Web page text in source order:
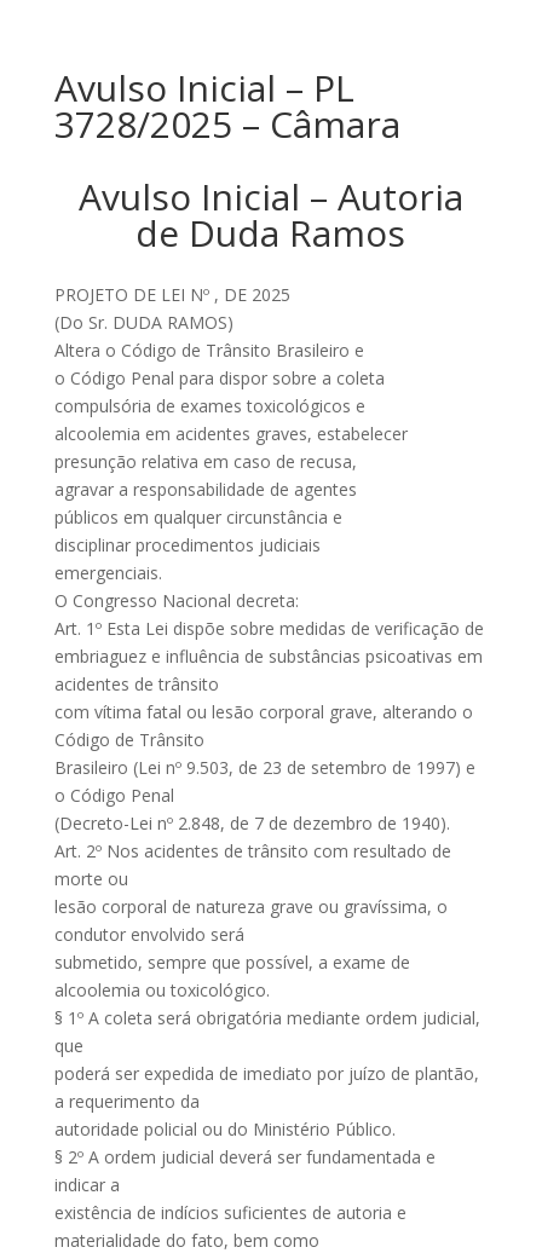
Avulso Inicial – PL
3728/2025 – Câmara
Avulso Inicial – Autoria
de Duda Ramos
PROJETO DE LEI Nº , DE 2025
(Do Sr. DUDA RAMOS)
Altera o Código de Trânsito Brasileiro e
o Código Penal para dispor sobre a coleta
compulsória de exames toxicológicos e
alcoolemia em acidentes graves, estabelecer
presunção relativa em caso de recusa,
agravar a responsabilidade de agentes
públicos em qualquer circunstância e
disciplinar procedimentos judiciais
emergenciais.
O Congresso Nacional decreta:
Art. 1º Esta Lei dispõe sobre medidas de verificação de
embriaguez e influência de substâncias psicoativas em
acidentes de trânsito
com vítima fatal ou lesão corporal grave, alterando o
Código de Trânsito
Brasileiro (Lei nº 9.503, de 23 de setembro de 1997) e
o Código Penal
(Decreto-Lei nº 2.848, de 7 de dezembro de 1940).
Art. 2º Nos acidentes de trânsito com resultado de
morte ou
lesão corporal de natureza grave ou gravíssima, o
condutor envolvido será
submetido, sempre que possível, a exame de
alcoolemia ou toxicológico.
§ 1º A coleta será obrigatória mediante ordem judicial,
que
poderá ser expedida de imediato por juízo de plantão,
a requerimento da
autoridade policial ou do Ministério Público.
§ 2º A ordem judicial deverá ser fundamentada e
indicar a
existência de indícios suficientes de autoria e
materialidade do fato, bem como